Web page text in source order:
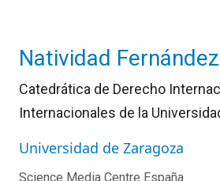
Natividad
Catedrática de Derecho
Internacionales de la
Universidad de Zaragoza
Science Media Centre España